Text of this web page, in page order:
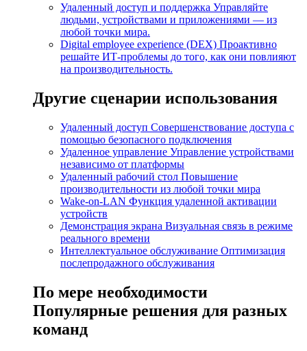
Удаленный доступ и поддержка Управляйте
людьми, устройствами и приложениями — из
любой точки мира.
Digital employee experience (DEX) Проактивно
решайте ИТ-проблемы до того, как они повлияют
на производительность.
Другие сценарии использования
Удаленный доступ Совершенствование доступа с
помощью безопасного подключения
Удаленное управление Управление устройствами
независимо от платформы
Удаленный рабочий стол Повышение
производительности из любой точки мира
Wake-on-LAN Функция удаленной активации
устройств
Демонстрация экрана Визуальная связь в режиме
реального времени
Интеллектуальное обслуживание Оптимизация
послепродажного обслуживания
По мере необходимости
Популярные решения для разных
команд